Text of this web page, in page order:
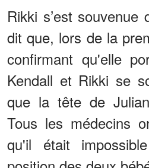
Rikki s’est
dit que, lors de la
confirmant qu'elle
Kendall et Rikki se
que la tête de
Tous les médecins
qu'il était